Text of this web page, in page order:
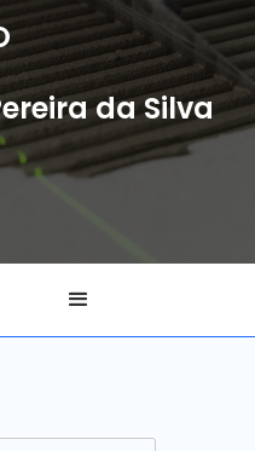
da Silva